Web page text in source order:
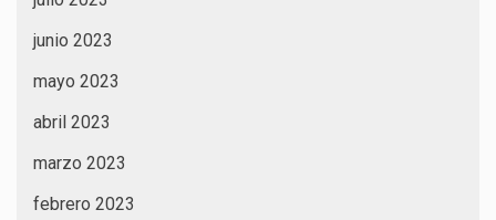
junio 2023
mayo 2023
abril 2023
marzo 2023
febrero 2023